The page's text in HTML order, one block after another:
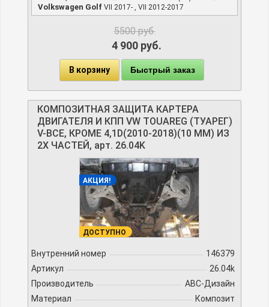
Volkswagen Golf VII 2017- , VII 2012-2017
5500руб.
4 900 руб.
В корзину Быстрый заказ
КОМПОЗИТНАЯ ЗАЩИТА КАРТЕРА
ДВИГАТЕЛЯ И КПП VW TOUAREG (ТУАРЕГ)
V-ВСЕ, КРОМЕ 4,1D(2010-2018)(10 ММ) ИЗ
2Х ЧАСТЕЙ, арт. 26.04K
АКЦИЯ!
ДОСТУПНО
Внутренний номер
146379
Артикул
26.04k
Производитель
АВС-Дизайн
Материал
Композит